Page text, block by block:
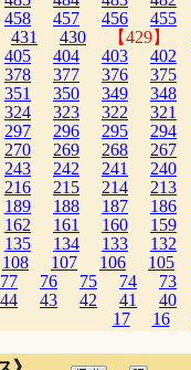
458 457 456 455
431 430 【429】
405 404 403 402
378 377 376 375
351 350 349 348
324 323 322 321
297 296 295 294
270 269 268 267
243 242 241 240
216 215 214 213
189 188 187 186
162 161 160 159
135 134 133 132
108 107 106 105
77 76 75 74 73
44 43 42 41 40
17
16